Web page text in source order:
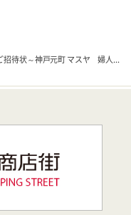
招待状～神戸元町 マスヤ 婦人...